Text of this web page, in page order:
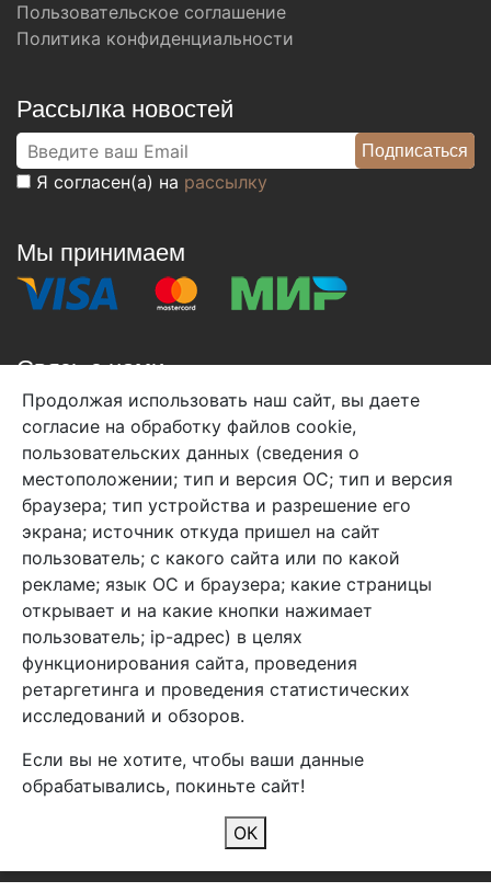
Пользовательское соглашение
Политика конфиденциальности
Рассылка новостей
Я согласен(а) на рассылку
Мы принимаем
Связь с нами
+7 (495) 933-38-08
info@arben-textile.ru- оптовые продажи
Арбен текстиль г. Щелково, пер.
1-й Советский д.25, владение 2.
Мы в соц. сетях
Продолжая использовать наш сайт, вы даете
согласие на обработку файлов cookie,
пользовательских данных (сведения о
местоположении; тип и версия ОС; тип и версия
браузера; тип устройства и разрешение его
экрана; источник откуда пришел на сайт
пользователь; с какого сайта или по какой
рекламе; язык ОС и браузера; какие страницы
открывает и на какие кнопки нажимает
пользователь; ip-адрес) в целях
функционирования сайта, проведения
ретаргетинга и проведения статистических
исследований и обзоров.
Если вы не хотите, чтобы ваши данные
обрабатывались, покиньте сайт!
ОК